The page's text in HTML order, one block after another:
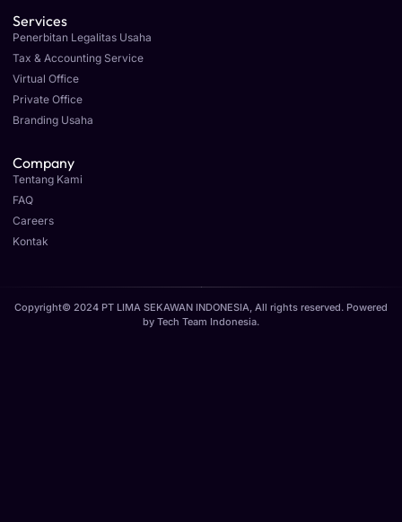
Services
Penerbitan Legalitas Usaha
Tax & Accounting Service
Virtual Office
Private Office
Branding Usaha
Company
Tentang Kami
FAQ
Careers
Kontak
Copyright© 2024 PT LIMA SEKAWAN INDONESIA, All rights reserved. Powered
by Tech Team Indonesia.